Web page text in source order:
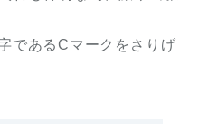
であるCマークをさりげ